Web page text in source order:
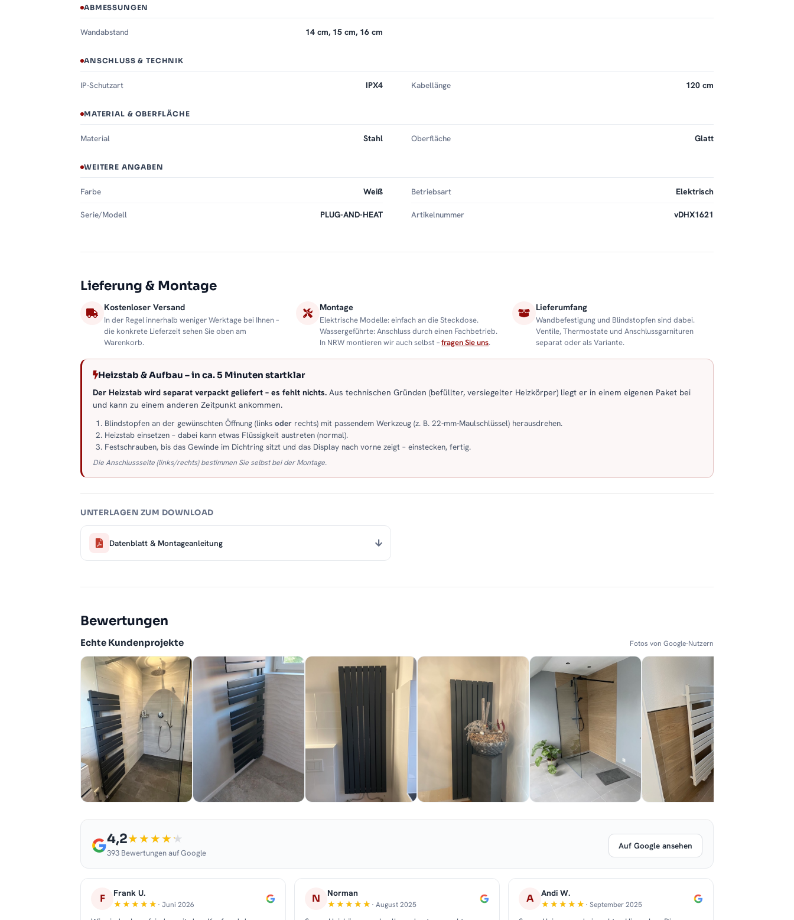
ABMESSUNGEN
Wandabstand 14 cm, 15 cm, 16 cm
ANSCHLUSS & TECHNIK
IP-Schutzart IPX4 Kabellänge 120 cm
MATERIAL & OBERFLÄCHE
Material Stahl Oberfläche Glatt
WEITERE ANGABEN
Farbe Weiß Betriebsart Elektrisch
Serie/Modell PLUG-AND-HEAT Artikelnummer vDHX1621
Lieferung & Montage
Kostenloser Versand
In der Regel innerhalb weniger Werktage bei Ihnen –
die konkrete Lieferzeit sehen Sie oben am
Warenkorb.
Montage
Elektrische Modelle: einfach an die Steckdose.
Wassergeführte: Anschluss durch einen Fachbetrieb.
In NRW montieren wir auch selbst –fragen Sie uns.
Lieferumfang
Wandbefestigung und Blindstopfen sind dabei.
Ventile, Thermostate und Anschlussgarnituren
separat oder als Variante.
Heizstab & Aufbau – in ca. 5 Minuten startklar
Der Heizstab wird separat verpackt geliefert – es fehlt nichts. Aus technischen Gründen (befüllter, versiegelter Heizkörper) liegt er in einem eigenen Paket bei
und kann zu einem anderen Zeitpunkt ankommen.
Blindstopfen an der gewünschten Öffnung (links oder rechts) mit passendem Werkzeug (z. B. 22-mm-Maulschlüssel) herausdrehen.
Heizstab einsetzen – dabei kann etwas Flüssigkeit austreten (normal).
Festschrauben, bis das Gewinde im Dichtring sitzt und das Display nach vorne zeigt – einstecken, fertig.
Die Anschlussseite (links/rechts) bestimmen Sie selbst bei der Montage.
UNTERLAGEN ZUM DOWNLOAD
Datenblatt & Montageanleitung
Bewertungen
Echte Kundenprojekte Fotos von Google-Nutzern
4,2
393 Bewertungen auf Google
Auf Google ansehen
F Frank U.
· Juni 2026 N Norman
· August 2025 A Andi W.
· September 2025